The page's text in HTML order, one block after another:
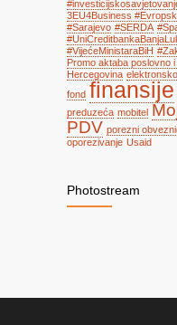
3EU4Business
#Sarajevo #SERDA
#VijećeMinistaraBiH
Promo aktaba poslovno
Hercegovina
fond finansije
preduzeća mobitel
PDV porezni
oporezivanje Usaid
Photostream